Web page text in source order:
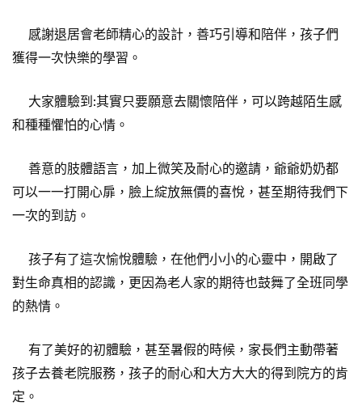
感謝退居會老師精心的設計，善巧引導和陪伴，孩子們
獲得一次快樂的學習。
大家體驗到:其實只要願意去關懷陪伴，可以跨越陌生感
和種種懼怕的心情。
善意的肢體語言，加上微笑及耐心的邀請，爺爺奶奶都
可以一一打開心扉，臉上綻放無價的喜悅，甚至期待我們下
一次的到訪。
孩子有了這次愉悅體驗，在他們小小的心靈中，開啟了
對生命真相的認識，更因為老人家的期待也鼓舞了全班同學
的熱情。
有了美好的初體驗，甚至暑假的時候，家長們主動帶著
孩子去養老院服務，孩子的耐心和大方大大的得到院方的肯
定。